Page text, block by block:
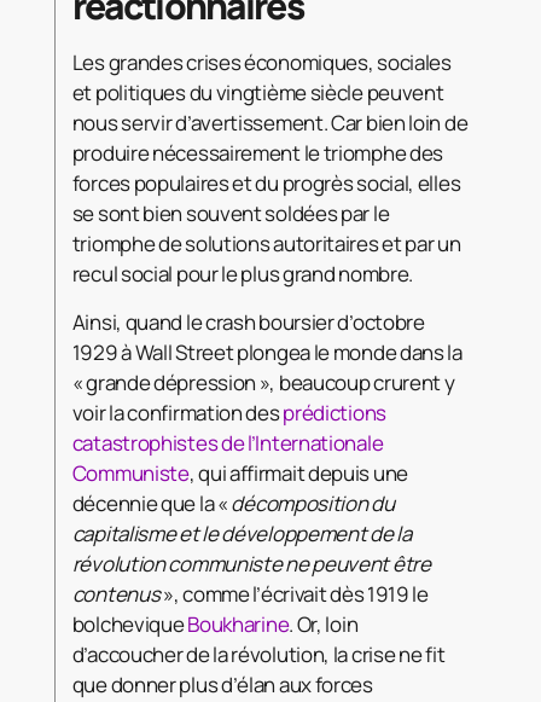
Les grandes crises économiques, sociales
et politiques du vingtième siècle peuvent
nous servir d’avertissement. Car bien loin de
produire nécessairement le triomphe des
forces populaires et du progrès social, elles
se sont bien souvent soldées par le
triomphe de solutions autoritaires et par un
recul social pour le plus grand nombre.
Ainsi, quand le crash boursier d’octobre
1929 à Wall Street plongea le monde dans la
« grande dépression », beaucoup crurent y
voir la confirmation desprédictions
catastrophistes de l’Internationale
Communiste, qui affirmait depuis une
décennie que la «décomposition du
capitalisme et le développement de la
révolution communiste ne peuvent être
contenus», comme l’écrivait dès 1919 le
bolcheviqueBoukharine. Or, loin
d’accoucher de la révolution, la crise ne fit
que donner plus d’élan aux forces